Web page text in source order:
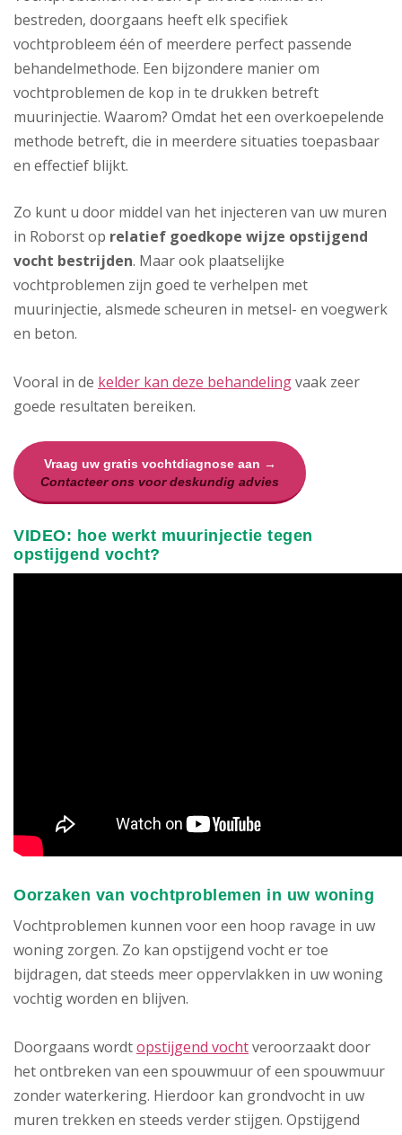
bestreden, doorgaans heeft elk specifiek
vochtprobleem één of meerdere perfect passende
behandelmethode. Een bijzondere manier om
vochtproblemen de kop in te drukken betreft
muurinjectie. Waarom? Omdat het een overkoepelende
methode betreft, die in meerdere situaties toepasbaar
en effectief blijkt.
Zo kunt u door middel van het injecteren van uw muren
in Roborst op relatief goedkope wijze opstijgend
vocht bestrijden. Maar ook plaatselijke
vochtproblemen zijn goed te verhelpen met
muurinjectie, alsmede scheuren in metsel- en voegwerk
en beton.
Vooral in de kelder kan deze behandelingvaak zeer
goede resultaten bereiken.
Vraag uw gratis vochtdiagnose aan →
Contacteer ons voor deskundig advies
VIDEO: hoe werkt muurinjectie tegen
opstijgend vocht?
Oorzaken van vochtproblemen in uw woning
Vochtproblemen kunnen voor een hoop ravage in uw
woning zorgen. Zo kan opstijgend vocht er toe
bijdragen, dat steeds meer oppervlakken in uw woning
vochtig worden en blijven.
Doorgaans wordtopstijgend vochtveroorzaakt door
het ontbreken van een spouwmuur of een spouwmuur
zonder waterkering. Hierdoor kan grondvocht in uw
muren trekken en steeds verder stijgen. Opstijgend